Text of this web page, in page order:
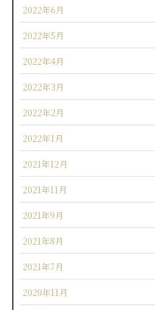
2022年6月
2022年5月
2022年4月
2022年3月
2022年2月
2022年1月
2021年12月
2021年11月
2021年9月
2021年8月
2021年7月
2020年11月